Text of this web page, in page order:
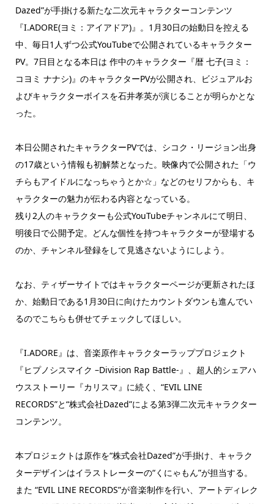
Dazed”が手掛ける新たな二次元キャラクターコンテンツ
『I.ADORE(ヨミ：アイアドア)』。1月30日の始動日を控える
中、毎日1人ずつ公式YouTubeで公開されているキャラクター
PV。7日目となる本日は 作中のキャラクター『暦 七子(ヨミ：
コヨミ ナナシ)』のキャラクターPVが公開され、ビジュアルお
よびキャラクターボイスを石井孝英が演じることが明らかとな
った。
本日公開されたキャラクターPVでは、シコク・リージョン出身
の17歳という情報も初解禁となった。映像内で公開された「ウ
チらもアイドルになっちゃうとか☆」などのセリフからも、キ
ャラクターの魅力が伝わる内容となっている。
残り2人のキャラクターも公式YouTubeチャンネルにて明日、
明後日で公開予定。どんな個性を持つキャラクターが登場する
のか、チャンネル登録をして見逃さないようにしよう。
なお、ティザーサイトではキャラクターページが更新されたほ
か、始動日である1月30日に向けたカウントダウンも進んでい
るのでこちらも併せてチェックしてほしい。
『I.ADORE』は、音楽原作キャラクターラッププロジェクト
『ヒプノシスマイク –Division Rap Battle-』、超人的シェアハ
ウスストーリー『カリスマ』に続く、“EVIL LINE
RECORDS”と“株式会社Dazed”による第3弾二次元キャラクター
コンテンツ。
本プロジェクトは原作を“株式会社Dazed”が手掛け、キャラク
ターデザインはイラストレーターの“くにゃもん”が担当する。
また “EVIL LINE RECORDS”が音楽制作を行い、アートディレク